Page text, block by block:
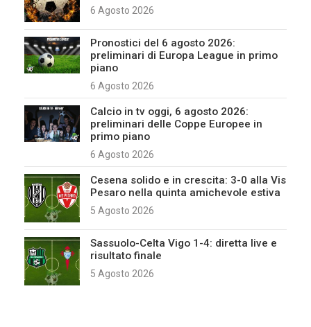
6 Agosto 2026
Pronostici del 6 agosto 2026:
preliminari di Europa League in primo
piano
6 Agosto 2026
Calcio in tv oggi, 6 agosto 2026:
preliminari delle Coppe Europee in
primo piano
6 Agosto 2026
Cesena solido e in crescita: 3-0 alla Vis
Pesaro nella quinta amichevole estiva
5 Agosto 2026
Sassuolo-Celta Vigo 1-4: diretta live e
risultato finale
5 Agosto 2026